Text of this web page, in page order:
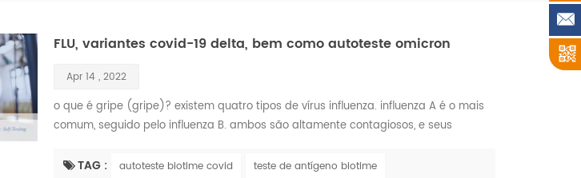
FLU, variantes covid-19 delta, bem como autoteste omicron
Apr 14 , 2022
o que é gripe (gripe)? existem quatro tipos de vírus influenza. influenza A é o mais
comum, seguido pelo influenza B. ambos são altamente contagiosos, e seus
doença respiratória viral que é mais prevalente durante os meses de outono e
TAG : autoteste biotime covid
teste de antígeno biotime